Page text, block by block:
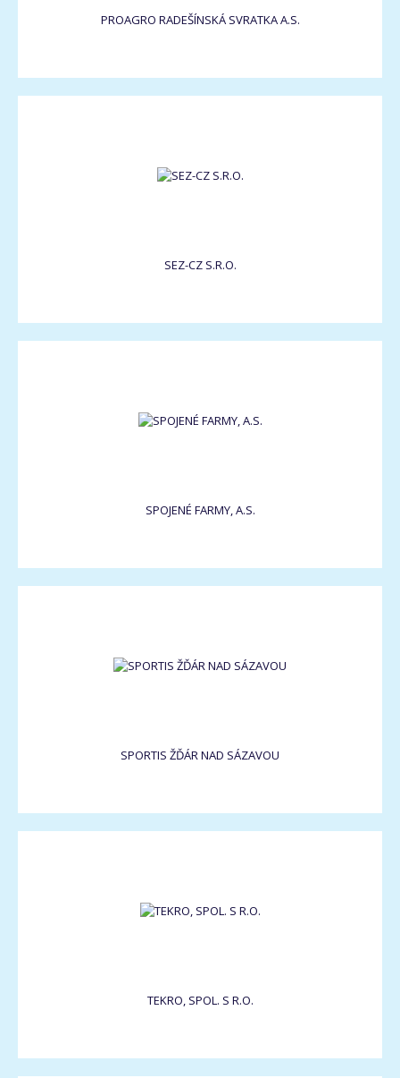
PROAGRO RADEŠÍNSKÁ SVRATKA A.S.
SEZ-CZ S.R.O.
SPOJENÉ FARMY, A.S.
SPORTIS ŽĎÁR NAD SÁZAVOU
TEKRO, SPOL. S R.O.